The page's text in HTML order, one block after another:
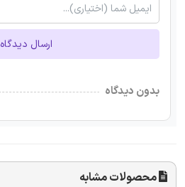
ارسال دیدگاه
بدون دیدگاه
محصولات مشابه